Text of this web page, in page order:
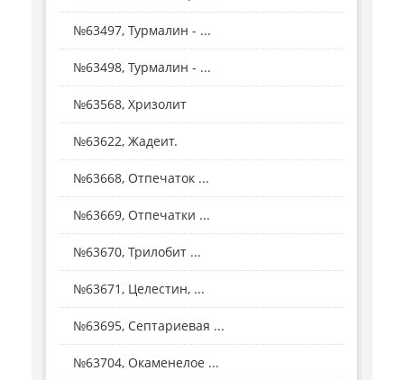
№63497, Турмалин - ...
№63498, Турмалин - ...
№63568, Хризолит
№63622, Жадеит.
№63668, Отпечаток ...
№63669, Отпечатки ...
№63670, Трилобит ...
№63671, Целестин, ...
№63695, Септариевая ...
№63704, Окаменелое ...